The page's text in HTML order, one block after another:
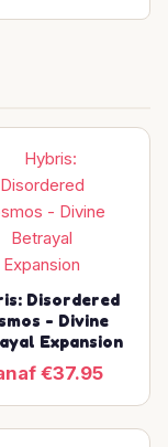
Disordered
- Divine
Expansion
€37.95